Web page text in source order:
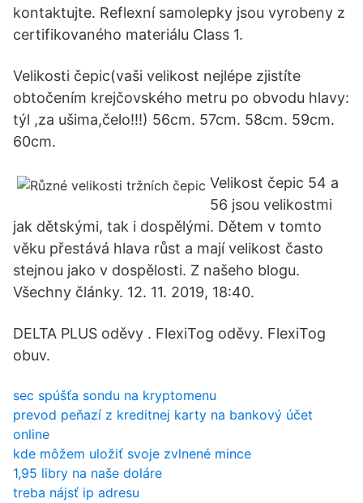
kontaktujte. Reflexní samolepky jsou vyrobeny z
certifikovaného materiálu Class 1.
Velikosti čepic(vaši velikost nejlépe zjistíte
obtočením krejčovského metru po obvodu hlavy:
týl ,za ušima,čelo!!!) 56cm. 57cm. 58cm. 59cm.
60cm.
Velikost čepic 54 a
56 jsou velikostmi
jak dětskými, tak i dospělými. Dětem v tomto
věku přestává hlava růst a mají velikost často
stejnou jako v dospělosti. Z našeho blogu.
Všechny články. 12. 11. 2019, 18:40.
DELTA PLUS oděvy . FlexiTog oděvy. FlexiTog
obuv.
sec spúšťa sondu na kryptomenu
prevod peňazí z kreditnej karty na bankový účet
online
kde môžem uložiť svoje zvlnené mince
1,95 libry na naše doláre
treba nájsť ip adresu